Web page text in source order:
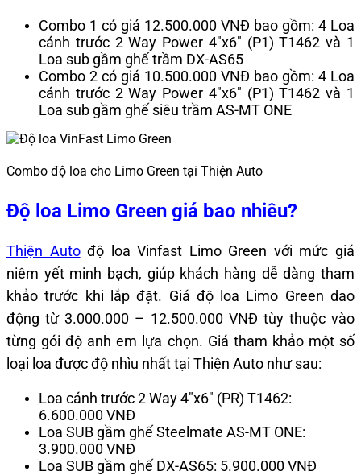
Combo 1 có giá 12.500.000 VNĐ bao gồm: 4 Loa
cánh trước 2 Way Power 4″x6″ (P1) T1462 và 1
Loa sub gầm ghế trầm DX-AS65
Combo 2 có giá 10.500.000 VNĐ bao gồm: 4 Loa
cánh trước 2 Way Power 4″x6″ (P1) T1462 và 1
Loa sub gầm ghế siêu trầm AS-MT ONE
Combo độ loa cho Limo Green tại Thiện Auto
Độ loa Limo Green giá bao nhiêu?
Thiện Autođộ loa Vinfast Limo Green với mức giá
niêm yết minh bạch, giúp khách hàng dễ dàng tham
khảo trước khi lắp đặt. Giá độ loa Limo Green dao
động từ 3.000.000 – 12.500.000 VNĐ tùy thuộc vào
từng gói độ anh em lựa chọn. Giá tham khảo một số
loại loa được độ nhìu nhất tại Thiện Auto như sau:
Loa cánh trước 2 Way 4″x6″ (PR) T1462:
6.600.000 VNĐ
Loa SUB gầm ghế Steelmate AS-MT ONE:
3.900.000 VNĐ
Loa SUB gầm ghế DX-AS65: 5.900.000 VNĐ